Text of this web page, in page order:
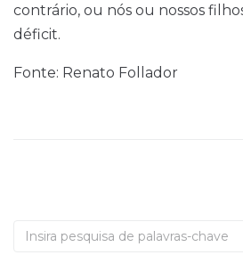
contrário, ou nós ou nossos
déficit.
Fonte: Renato Follador